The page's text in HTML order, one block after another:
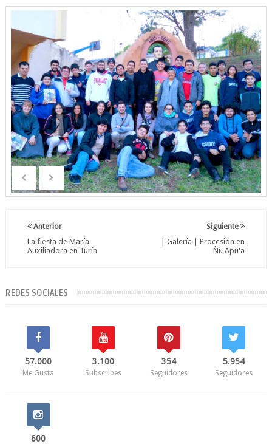
Siguiente
| Galería | Procesión en
Ñu Apu'a
Anterior
La fiesta de María
Auxiliadora en Turín
REDES SOCIALES
57.000
Me Gusta
3.100
Subscribes
354
Seguidores
5.954
Seguidores
600